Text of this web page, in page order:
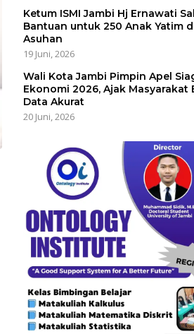
Ketum ISMI Jambi Hj Ernawati
Bantuan untuk 250 Anak Yatim
Asuhan
19 Juni, 2026
Wali Kota Jambi Pimpin Apel
Ekonomi 2026, Ajak Masyarakat
Data Akurat
20 Juni, 2026